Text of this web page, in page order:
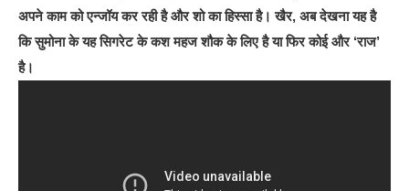
अपने काम को एन्जॉय कर रही है और शो का हिस्सा है। खैर, अब देखना यह है
कि सुमोना के यह सिगरेट के कश महज शौक के लिए है या फिर कोई और ‘राज’
है।